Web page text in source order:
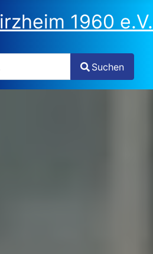
1960 e.V.
characters for results.
Suchen